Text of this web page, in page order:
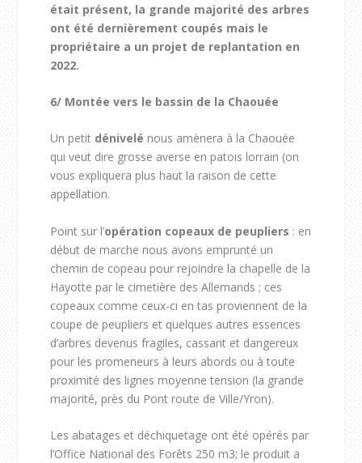
était présent, la grande majorité des arbres
ont été dernièrement coupés mais le
propriétaire a un projet de replantation en
2022.
6/ Montée vers le bassin de la Chaouée
Un petit dénivelé nous amènera à la Chaouée
qui veut dire grosse averse en patois lorrain (on
vous expliquera plus haut la raison de cette
appellation.
Point sur l’opération copeaux de peupliers : en
début de marche nous avons emprunté un
chemin de copeau pour rejoindre la chapelle de la
Hayotte par le cimetière des Allemands ; ces
copeaux comme ceux-ci en tas proviennent de la
coupe de peupliers et quelques autres essences
d’arbres devenus fragiles, cassant et dangereux
pour les promeneurs à leurs abords ou à toute
proximité des lignes moyenne tension (la grande
majorité, près du Pont route de Ville/Yron).
Les abatages et déchiquetage ont été opérés par
l’Office National des Forêts 250 m3; le produit a